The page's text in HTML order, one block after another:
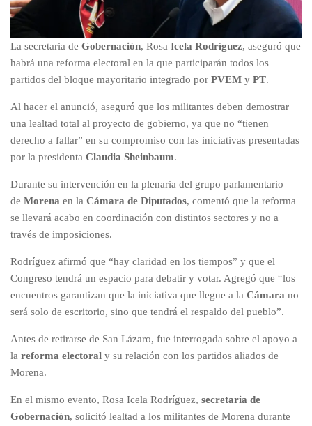
La secretaria de Gobernación, Rosa Icela Rodríguez, aseguró que
habrá una reforma electoral en la que participarán todos los
partidos del bloque mayoritario integrado por PVEM y PT.
Al hacer el anunció, aseguró que los militantes deben demostrar
una lealtad total al proyecto de gobierno, ya que no “tienen
derecho a fallar” en su compromiso con las iniciativas presentadas
por la presidenta Claudia Sheinbaum.
Durante su intervención en la plenaria del grupo parlamentario
de Morena en la Cámara de Diputados, comentó que la reforma
se llevará acabo en coordinación con distintos sectores y no a
través de imposiciones.
Rodríguez afirmó que “hay claridad en los tiempos” y que el
Congreso tendrá un espacio para debatir y votar. Agregó que “los
encuentros garantizan que la iniciativa que llegue a la Cámara no
será solo de escritorio, sino que tendrá el respaldo del pueblo”.
Antes de retirarse de San Lázaro, fue interrogada sobre el apoyo a
la reforma electoral y su relación con los partidos aliados de
Morena.
En el mismo evento, Rosa Icela Rodríguez, secretaria de
Gobernación, solicitó lealtad a los militantes de Morena durante